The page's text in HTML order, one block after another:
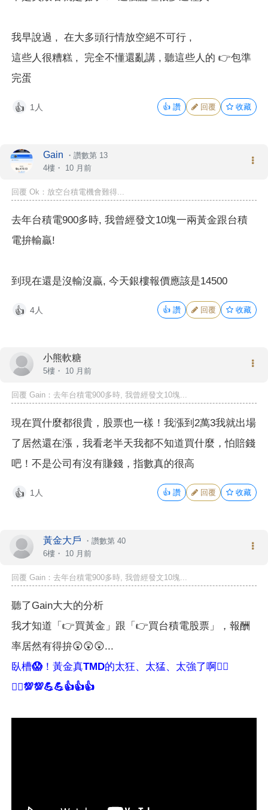
我早說過 , 在大多頭行情放空絕不可行 ,
這些人很糟糕 , 完全不懂還亂講 , 聽這些人的 👉包準
完蛋
👍 1人 👍 讚 回覆 收藏
Gain ・ 讚數第 13
4樓・ 10 月前
回覆 Ok：放空台積電機會難得...
去年台積電900多時, 我曾經發文10塊一兩黃金跟台積
電拚輸贏!
到現在還是沒輸沒贏, 今天銀樓報價應該是14500
👍 4人 👍 讚 回覆 收藏
小熊軟糖
5樓・ 10 月前
回覆 Gain：去年台積電900多時, 我曾經發文10塊...
現在買什麼都很貴，股票也一樣！我漲到2萬3我就出場
了居然還在漲，我看老半天我都不知道買什麼，怕賠錢
吧！不是公司有沒有賺錢，指數真的很高
👍 1人 👍 讚 回覆 收藏
黃金大戶 ・ 讚數第 40
6樓・ 10 月前
回覆 Gain：去年台積電900多時, 我曾經發文10塊...
聽了Gain大大的分析
我才知道「👉買黃金」跟「👉買台積電股票」，報酬
率居然有得拚😲😲😲...
臥槽😱！黃金真TMD的太狂、太猛、太強了啊🙋‍♀️
🙋‍♂️💯💯💪💪👍👍👍